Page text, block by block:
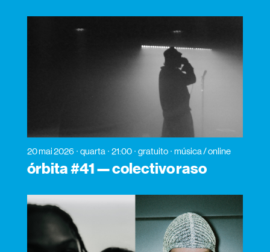
20 mai 2026 quarta 21:00 gratuito música / online
órbita #41 — colectivo raso